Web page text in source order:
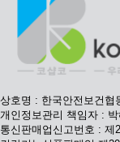
상호명 : 한국안전보건
개인정보관리 책임자 :
통신판매업신고번호 : 제